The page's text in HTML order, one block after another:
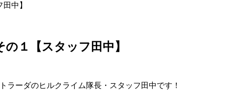
中】
１【スタッフ田中】
ラーダのヒルクライム隊長・スタッフ田中です！